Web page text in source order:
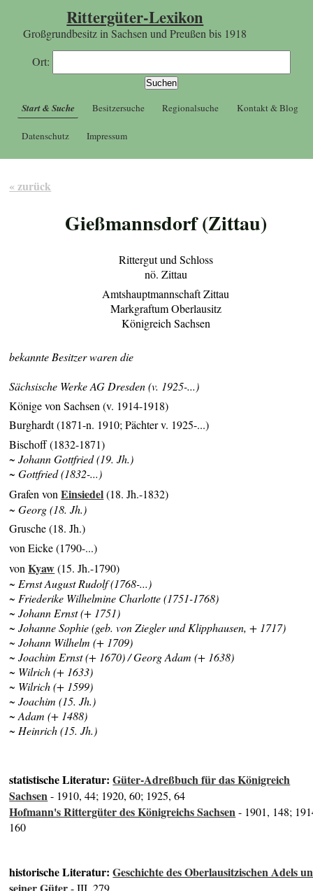
Rittergüter-Lexikon
Großgrundbesitz in Sachsen und Preußen bis 1918
Ort:
Start & Suche Besitzersuche Regionalsuche Kontakt & Blog
Datenschutz Impressum
« zurück
Gießmannsdorf (Zittau)
Rittergut und Schloss
nö. Zittau
Amtshauptmannschaft Zittau
Markgraftum Oberlausitz
Königreich Sachsen
bekannte Besitzer waren die
Sächsische Werke AG Dresden (v. 1925-...)
Könige von Sachsen (v. 1914-1918)
Burghardt (1871-n. 1910; Pächter v. 1925-...)
Bischoff (1832-1871)
~ Johann Gottfried (19. Jh.)
~ Gottfried (1832-...)
Grafen vonEinsiedel(18. Jh.-1832)
~ Georg (18. Jh.)
Grusche (18. Jh.)
von Eicke (1790-...)
vonKyaw(15. Jh.-1790)
~ Ernst August Rudolf (1768-...)
~ Friederike Wilhelmine Charlotte (1751-1768)
~ Johann Ernst (+ 1751)
~ Johanne Sophie (geb. von Ziegler und Klipphausen, + 1717)
~ Johann Wilhelm (+ 1709)
~ Joachim Ernst (+ 1670) / Georg Adam (+ 1638)
~ Wilrich (+ 1633)
~ Wilrich (+ 1599)
~ Joachim (15. Jh.)
~ Adam (+ 1488)
~ Heinrich (15. Jh.)
statistische Literatur:Güter-Adreßbuch für das Königreich
Sachsen- 1910, 44; 1920, 60; 1925, 64
Hofmann's Rittergüter des Königreichs Sachsen- 1901, 148;
160
historische Literatur:Geschichte des Oberlausitzischen Adels